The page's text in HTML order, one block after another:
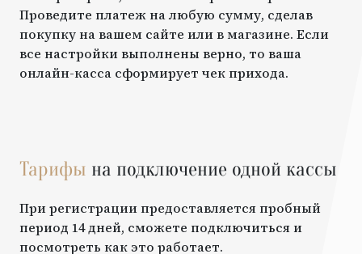
Проведите платеж на любую сумму, сделав
покупку на вашем сайте или в магазине. Если
все настройки выполнены верно, то ваша
онлайн-касса сформирует чек прихода.
Тарифы на подключение одной кассы
При регистрации предоставляется пробный
период 14 дней, сможете подключиться и
посмотреть как это работает.